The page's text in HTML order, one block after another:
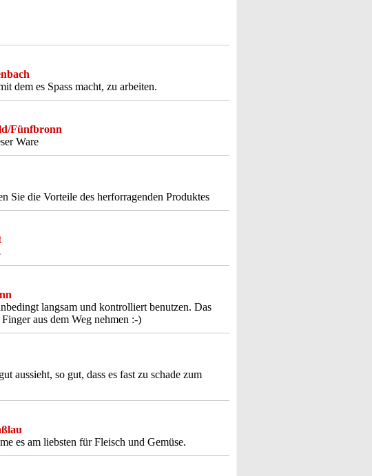
dem es Spass macht, zu arbeiten.
Fünfbronn
Ware
Sie die Vorteile des herforragenden Produktes
langsam und kontrolliert benutzen. Das
aus dem Weg nehmen :-)
aussieht, so gut, dass es fast zu schade zum
es am liebsten für Fleisch und Gemüse.